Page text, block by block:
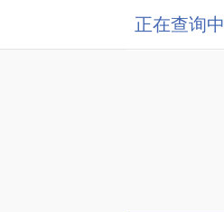
正在查询中